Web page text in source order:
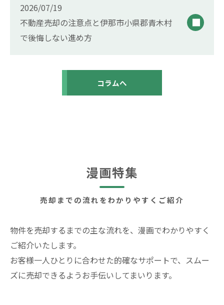
2026/07/19
不動産売却の注意点と伊那市小県郡青木村
で後悔しない進め方
コラムへ
売却までの流れをわかりやすくご紹介
漫画特集
物件を売却するまでの主な流れを、漫画でわかりやすく
ご紹介いたします。
お客様一人ひとりに合わせた的確なサポートで、スムー
ズに売却できるようお手伝いしてまいります。